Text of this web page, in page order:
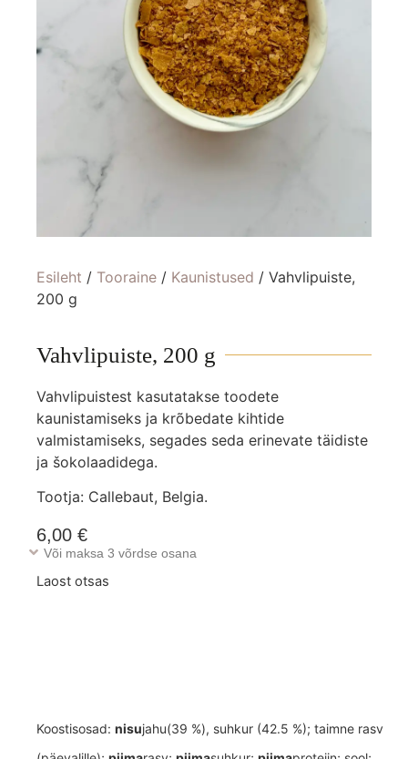
Esileht / Tooraine / Kaunistused / Vahvlipuiste,
200 g
Vahvlipuiste, 200 g
Vahvlipuistest kasutatakse toodete
kaunistamiseks ja krõbedate kihtide
valmistamiseks, segades seda erinevate täidiste
ja šokolaadidega.
Tootja: Callebaut, Belgia.
6,00 €
Või maksa 3 võrdse osana
Laost otsas
Koostisosad: nisujahu(39 %), suhkur (42.5 %); taimne rasv